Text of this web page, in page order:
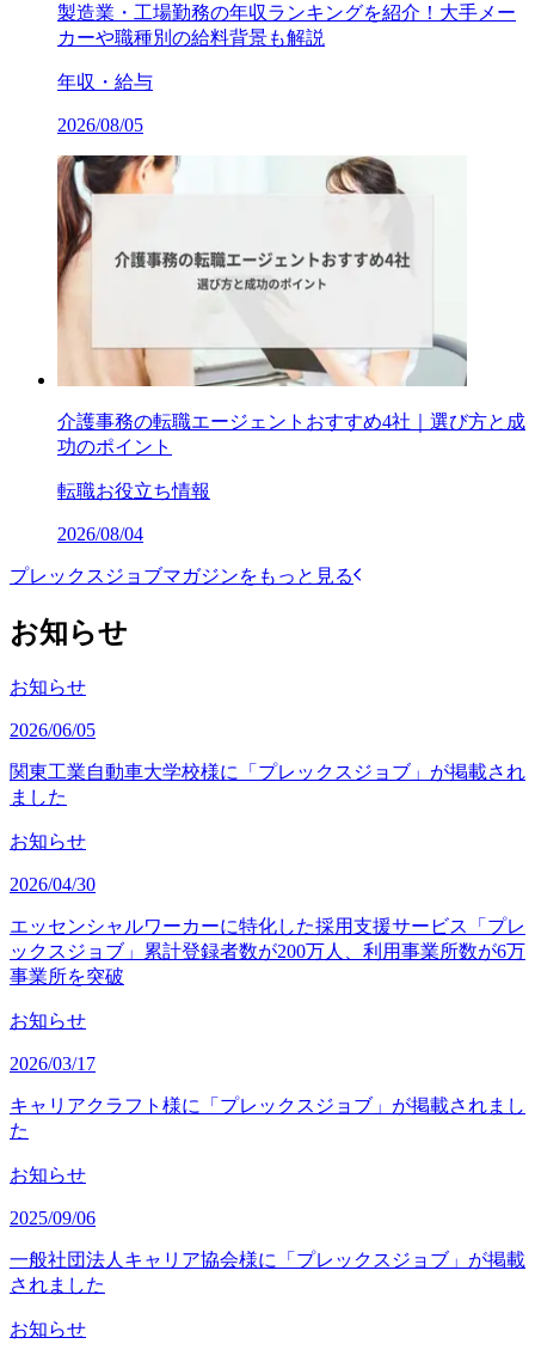
製造業・工場勤務の年収ランキングを紹介！大手メー
カーや職種別の給料背景も解説
年収・給与
2026/08/05
介護事務の転職エージェントおすすめ4社｜選び方と成
功のポイント
転職お役立ち情報
2026/08/04
プレックスジョブマガジンをもっと見る
お知らせ
お知らせ
2026/06/05
関東工業自動車大学校様に「プレックスジョブ」が掲載され
ました
お知らせ
2026/04/30
エッセンシャルワーカーに特化した採用支援サービス「プレ
ックスジョブ」累計登録者数が200万人、利用事業所数が6万
事業所を突破
お知らせ
2026/03/17
キャリアクラフト様に「プレックスジョブ」が掲載されまし
た
お知らせ
2025/09/06
一般社団法人キャリア協会様に「プレックスジョブ」が掲載
されました
お知らせ